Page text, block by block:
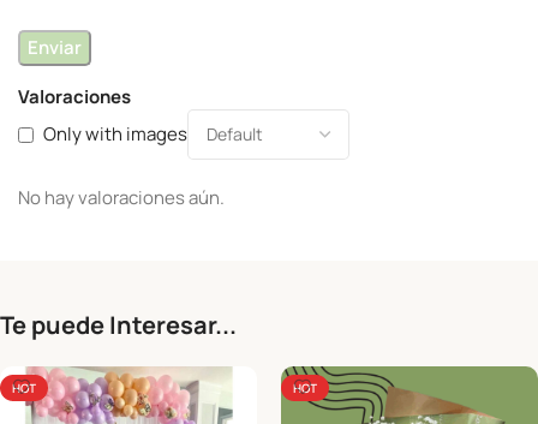
Valoraciones
Only with images
No hay valoraciones aún.
Te puede Interesar...
HOT HOT